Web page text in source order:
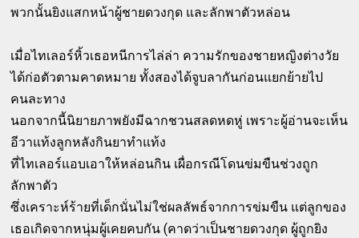
พวกนั้นยิงแสกหน้าผู้ชายดวงกุด และลักพาตัวหล่อน
เมื่อไทเลอร์หิ้วเธอหนีการไล่ล่า ความรักของชายหญิงต่างวัย
ได้ก่อตัวตามคาดหมาย ทั้งสองได้จูบลากันก่อนแยกย้ายไป
คนละทาง
นอกจากนี้นิยายภาพยังมีฉากชวนสลดหดหู่ เพราะผู้อ่านจะเห็น
อีวาแท้งลูกหลังกินยาทำแท้ง
ที่ไทเลอร์แอบเอาให้หล่อนกิน เผื่อกรณีโดนข่มขืนช่วงถูก
ลักพาตัว
ซึ่งเคราะห์ร้ายที่เด็กนั่นไม่ใช่ผลลัพธ์จากการข่มขืน แต่ลูกของ
เธอเกิดจากหนุ่มผู้เคยคบกัน (คาดว่าเป็นชายดวงกุด ผู้ถูกยิง